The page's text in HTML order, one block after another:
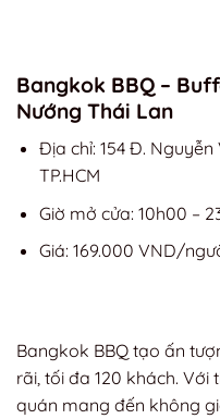
Bangkok BBQ –
Nướng Thái Lan
Địa chỉ: 154 Đ. Nguyễn
TP.HCM
Giờ mở cửa: 10h00 –
Giá: 169.000 VND/
Bangkok BBQ tạo ấn
rãi, tối đa 120 khách. Với
quán mang đến không